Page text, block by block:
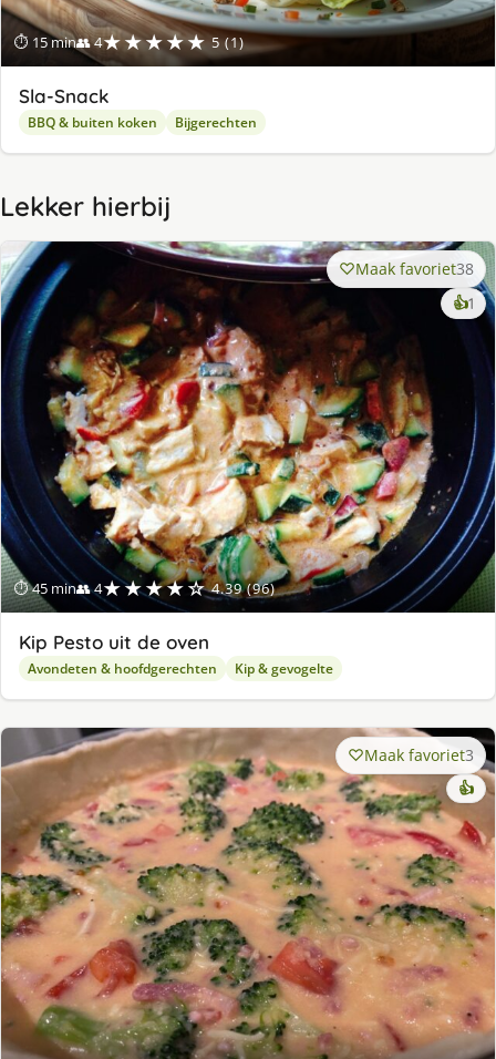
⏱ 15 min👥 4★★★★★ 5 (1)
Sla-Snack
BBQ & buiten koken Bijgerechten
Lekker hierbij
⏱ 45 min👥 4★★★★☆ 4.39 (96)
Maak favoriet38
👍1
Kip Pesto uit de oven
Avondeten & hoofdgerechten Kip & gevogelte
Maak favoriet3
👍